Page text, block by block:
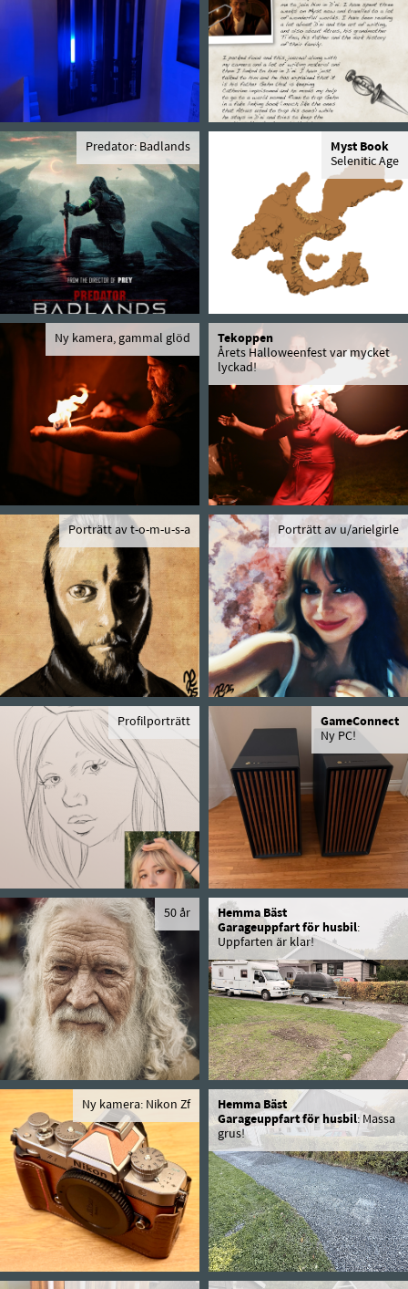
Predator: Badlands
Myst Book
Selenitic Age
Ny kamera, gammal glöd
Tekoppen
Årets Halloweenfest var mycket
lyckad!
Porträtt av t-o-m-u-s-a Porträtt av u/arielgirle
Profilporträtt
GameConnect
Ny PC!
50 år
Hemma Bäst
Garageuppfart för husbil:
Uppfarten är klar!
Ny kamera: Nikon Zf
Hemma Bäst
Garageuppfart för husbil: Massa
grus!